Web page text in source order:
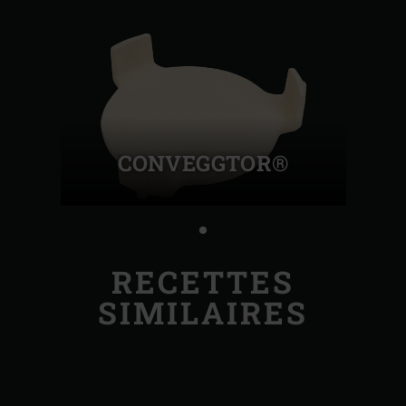
CONVEGGTOR®
RECETTES
SIMILAIRES